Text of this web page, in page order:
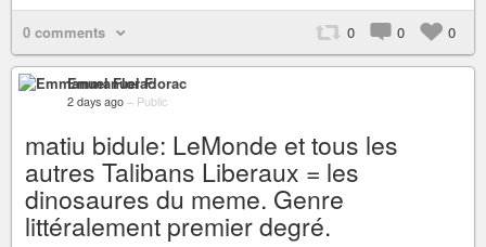
0 comments 0 0 0
Emmanuel Florac
2 days ago – Public
matiu bidule: LeMonde et tous les
autres Talibans Liberaux = les
dinosaures du meme. Genre
littéralement premier degré.